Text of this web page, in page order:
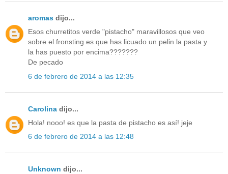
aromas dijo...
Esos churretitos verde "pistacho" maravillosos que veo
sobre el fronsting es que has licuado un pelin la pasta y
la has puesto por encima???????
De pecado
6 de febrero de 2014 a las 12:35
Carolina dijo...
Hola! nooo! es que la pasta de pistacho es así! jeje
6 de febrero de 2014 a las 12:48
Unknown dijo...